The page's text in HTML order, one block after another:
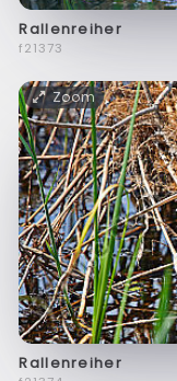
Rallenreiher
f21373
Zoom
Rallenreiher